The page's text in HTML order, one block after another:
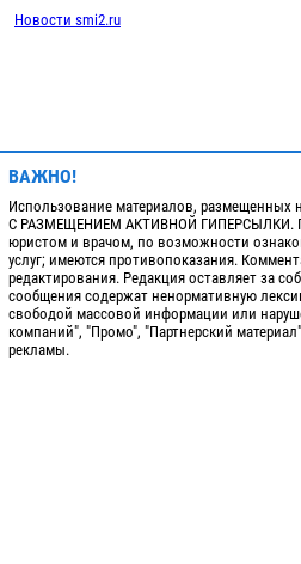
Новости smi2.ru
ВАЖНО!
Использование материалов, размещенных
С РАЗМЕЩЕНИЕМ АКТИВНОЙ ГИПЕРСЫЛКИ.
юристом и врачом, по возможности
услуг; имеются противопоказания.
редактирования. Редакция оставляет за
сообщения содержат ненормативную
свободой массовой информации или
компаний", "Промо", "Партнерский
рекламы.